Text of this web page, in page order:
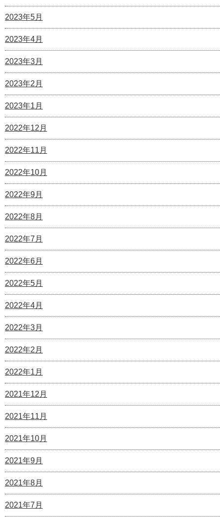
2023年5月
2023年4月
2023年3月
2023年2月
2023年1月
2022年12月
2022年11月
2022年10月
2022年9月
2022年8月
2022年7月
2022年6月
2022年5月
2022年4月
2022年3月
2022年2月
2022年1月
2021年12月
2021年11月
2021年10月
2021年9月
2021年8月
2021年7月